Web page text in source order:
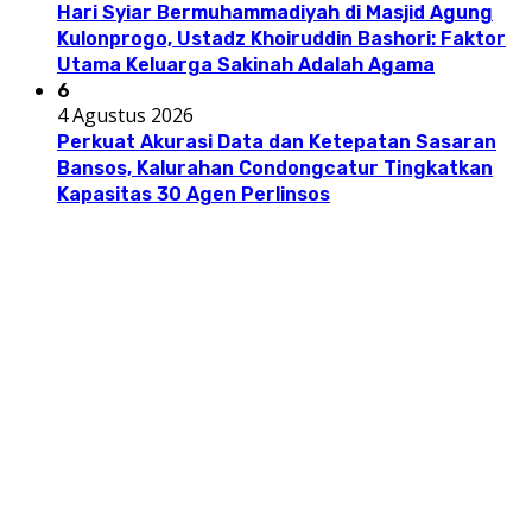
Hari Syiar Bermuhammadiyah di Masjid Agung
Kulonprogo, Ustadz Khoiruddin Bashori: Faktor
Utama Keluarga Sakinah Adalah Agama
6
4 Agustus 2026
Perkuat Akurasi Data dan Ketepatan Sasaran
Bansos, Kalurahan Condongcatur Tingkatkan
Kapasitas 30 Agen Perlinsos